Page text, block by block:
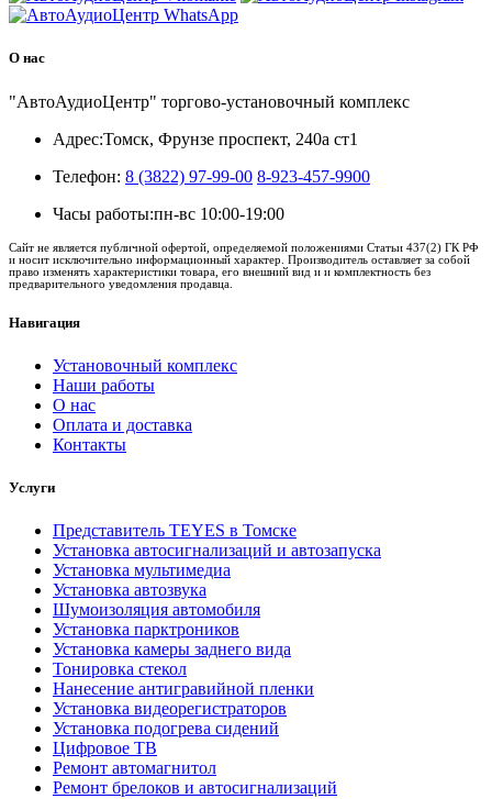
О нас
"АвтоАудиоЦентр" торгово-установочный комплекс
Адрес:Томск, Фрунзе проспект, 240а ст1
Телефон: 8 (3822) 97-99-00 8-923-457-9900
Часы работы:пн-вс 10:00-19:00
Сайт не является публичной офертой, определяемой положениями Статьи 437(2) ГК РФ
и носит исключительно информационный характер. Производитель оставляет за собой
право изменять характеристики товара, его внешний вид и и комплектность без
предварительного уведомления продавца.
Навигация
Установочный комплекс
Наши работы
О нас
Оплата и доставка
Контакты
Услуги
Представитель TEYES в Томске
Установка автосигнализаций и автозапуска
Установка мультимедиа
Установка автозвука
Шумоизоляция автомобиля
Установка парктроников
Установка камеры заднего вида
Тонировка стекол
Нанесение антигравийной пленки
Установка видеорегистраторов
Установка подогрева сидений
Цифровое ТВ
Ремонт автомагнитол
Ремонт брелоков и автосигнализаций